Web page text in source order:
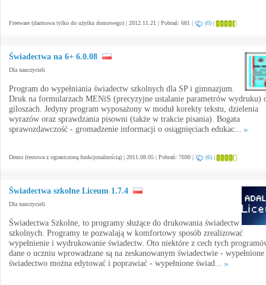
Freeware (darmowa tylko do użytku domowego) | 2012.11.21 | Pobrań: 681 | (0) |
Świadectwa na 6+ 6.0.08
Dla nauczycieli
Program do wypełniania świadectw szkolnych dla SP i gimnazjum.
Druk na formularzach MENiS (precyzyjne ustalanie parametrów wydruku)
giloszach. Jedyny program wyposażony w moduł korekty tekstu, dzielenia
wyrazów oraz sprawdzania pisowni (także w trakcie pisania). Bogata
sprawozdawczość - gromadzenie informacji o osiągnięciach edukac...
Demo (testowa z ograniczoną funkcjonalnością) | 2011.08.05 | Pobrań: 7690 | (6) |
Świadectwa szkolne Liceum 1.7.4
Dla nauczycieli
Świadectwa Szkolne, to programy służące do drukowania świadectw
szkolnych. Programy te pozwalają w komfortowy sposób zrealizować
wypełnienie i wydrukowanie świadectw. Oto niektóre z cech tych
dane o uczniu wprowadzane są na zeskanowanym świadectwie - wypełnione
świadectwo można edytować i poprawiać - wypełnione świad...